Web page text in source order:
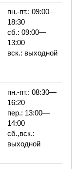
пн.-пт.: 09:00—
18:30
сб.: 09:00—
13:00
вск.: выходной
пн.-пт.: 08:30—
16:20
пер.: 13:00—
14:00
сб.,вск.:
выходной